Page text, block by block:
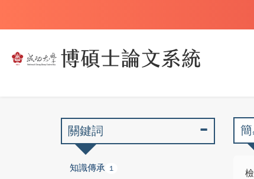
關鍵詞
知識傳承 1